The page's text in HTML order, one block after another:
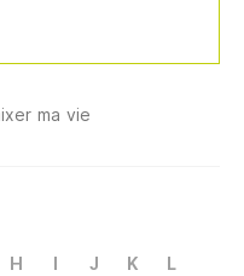
ma vie
H I J K
L